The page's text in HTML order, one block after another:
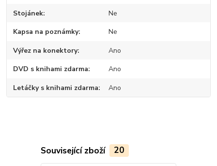
Stojánek Ne
Kapsa na poznámky Ne
Výřez na konektory Ano
DVD s knihami zdarma Ano
Letáčky s knihami zdarma Ano
Související zboží 20